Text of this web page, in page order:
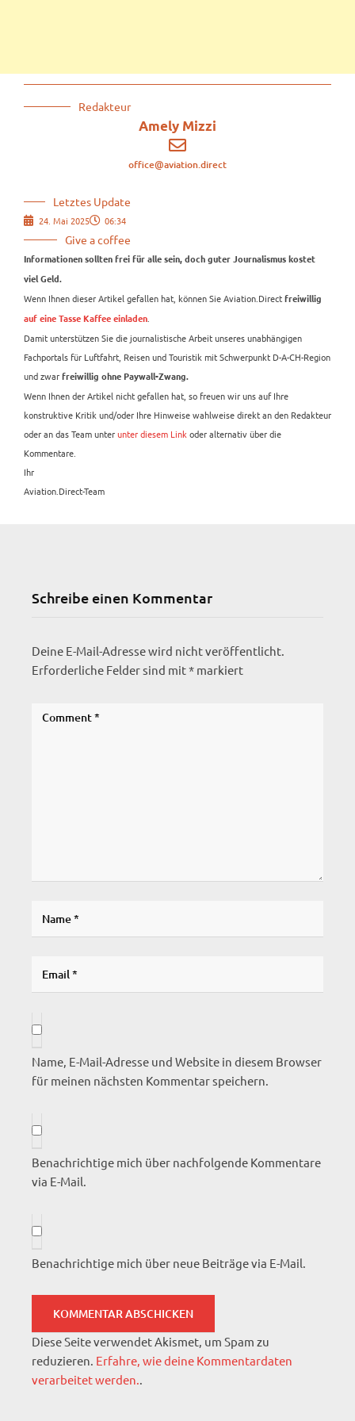
Redakteur
Amely Mizzi
office@aviation.direct
Letztes Update
24. Mai 2025 06:34
Give a coffee
Informationen sollten frei für alle sein, doch guter Journalismus kostet
viel Geld.
Wenn Ihnen dieser Artikel gefallen hat, können Sie Aviation.Direct freiwillig
auf eine Tasse Kaffee einladen.
Damit unterstützen Sie die journalistische Arbeit unseres unabhängigen
Fachportals für Luftfahrt, Reisen und Touristik mit Schwerpunkt D-A-CH-Region
und zwar freiwillig ohne Paywall-Zwang.
Wenn Ihnen der Artikel nicht gefallen hat, so freuen wir uns auf Ihre
konstruktive Kritik und/oder Ihre Hinweise wahlweise direkt an den Redakteur
oder an das Team unterunter diesem Linkoder alternativ über die
Kommentare.
Ihr
Aviation.Direct-Team
Schreibe einen Kommentar
Deine E-Mail-Adresse wird nicht veröffentlicht.
Erforderliche Felder sind mit* markiert
Name, E-Mail-Adresse und Website in diesem Browser
für meinen nächsten Kommentar speichern.
Benachrichtige mich über nachfolgende Kommentare
via E-Mail.
Benachrichtige mich über neue Beiträge via E-Mail.
Diese Seite verwendet Akismet, um Spam zu
reduzieren. Erfahre, wie deine Kommentardaten
verarbeitet werden..